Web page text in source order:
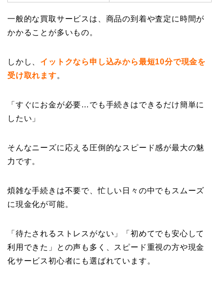
一般的な買取サービスは、商品の到着や査定に時間が
かかることが多いもの。
しかし、 イットクなら申し込みから最短10分で現金を
受け取れます。
「すぐにお金が必要…でも手続きはできるだけ簡単に
したい」
そんなニーズに応える圧倒的なスピード感が最大の魅
力です。
煩雑な手続きは不要で、忙しい日々の中でもスムーズ
に現金化が可能。
「待たされるストレスがない」「初めてでも安心して
利用できた」との声も多く、スピード重視の方や現金
化サービス初心者にも選ばれています。